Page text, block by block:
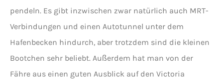
pendeln. Es gibt inzwischen zwar natürlich auch MRT-
Verbindungen und einen Autotunnel unter dem
Hafenbecken hindurch, aber trotzdem sind die kleinen
Bootchen sehr beliebt. Außerdem hat man von der
Fähre aus einen guten Ausblick auf den Victoria
…
ABER